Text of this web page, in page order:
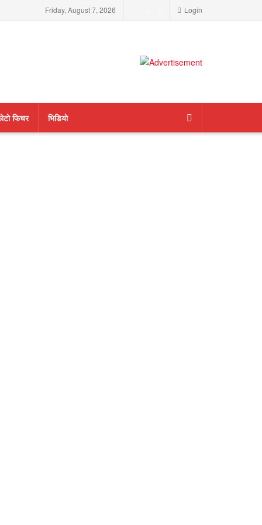
Friday, August 7, 2026 Login
फिचर भिडियाे